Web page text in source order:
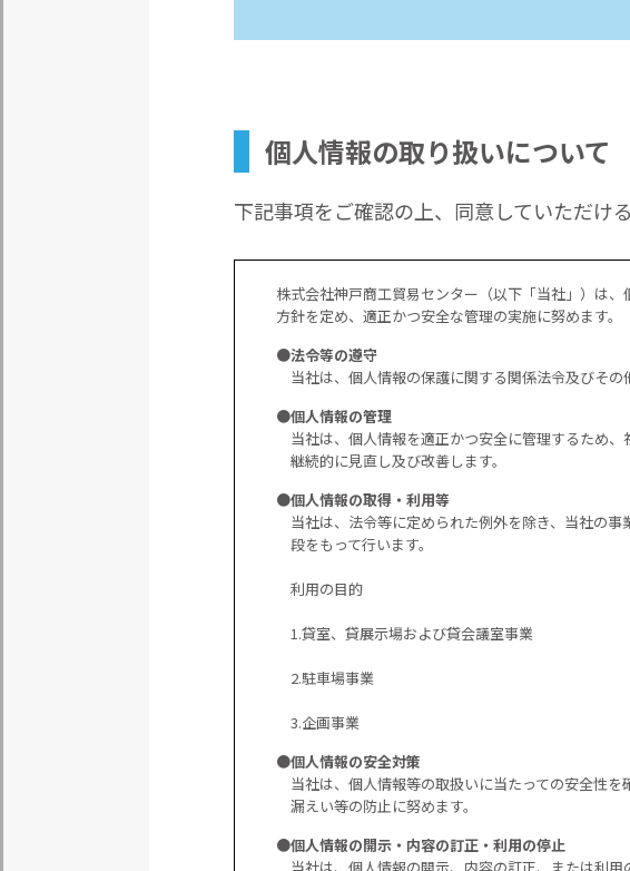
個人情報の取り扱いについて
下記事項をご確認の上、同意していただけ
株式会社神戸商工貿易センター（以下「当社」）は
方針を定め、適正かつ安全な管理の実施に努めます。
●法令等の遵守
当社は、個人情報の保護に関する関係法令及びその
●個人情報の管理
当社は、個人情報を適正かつ安全に管理するため
継続的に見直し及び改善します。
●個人情報の取得・利用等
当社は、法令等に定められた例外を除き、当社の
段をもって行います。
利用の目的
1.貸室、貸展示場および貸会議室事業
2.駐車場事業
3.企画事業
●個人情報の安全対策
当社は、個人情報等の取扱いに当たっての安全性
漏えい等の防止に努めます。
●個人情報の開示・内容の訂正・利用の停止